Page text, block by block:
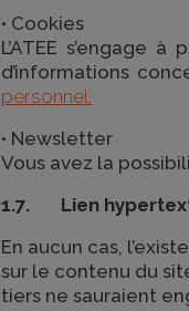
• Cookies
L’ATEE s’engage
d’informations
personnel.
• Newsletter
Vous avez la
1.7. Lien
En aucun cas,
sur le contenu du
tiers ne sauraient